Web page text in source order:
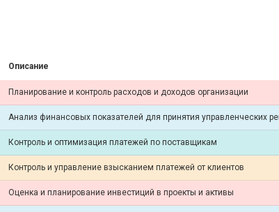
Описание
Планирование и контроль расходов и доходов организации
Анализ финансовых показателей для принятия управленческих
Контроль и оптимизация платежей по поставщикам
Контроль и управление взысканием платежей от клиентов
Оценка и планирование инвестиций в проекты и активы